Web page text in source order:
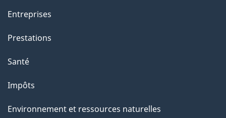
Entreprises
Prestations
Santé
Impôts
Environnement et ressources naturelles